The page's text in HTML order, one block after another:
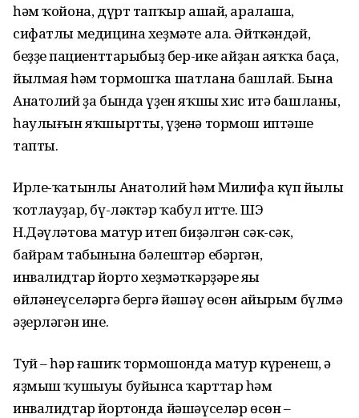
һәм ҡойона, дүрт тапҡыр ашай, аралаша,
сифатлы медицина хеҙмәте ала. Әйткәндәй,
беҙҙең пациенттарыбыҙ бер-ике айҙан аяҡҡа баҫа,
йылмая һәм тормошҡа шатлана башлай. Бына
Анатолий ҙа бында үҙен яҡшы хис итә башланы,
һаулығын яҡшыртты, үҙенә тормош иптәше
тапты.
Ирле-ҡатынлы Анатолий һәм Миңлифа күп йылы
ҡотлауҙар, бү-ләктәр ҡабул итте. ШЭ
Н.Дәүләтова матур итеп биҙәлгән сәк-сәк,
байрам табынына бәлештәр ебәргән,
инвалидтар йорто хеҙмәткәрҙәре яңы
өйләнеүселәргә бергә йәшәү өсөн айырым бүлмә
әҙерләгән ине.
Туй – һәр ғашиҡ тормошонда матур күренеш, ә
яҙмыш ҡушыуы буйынса ҡарттар һәм
инвалидтар йортонда йәшәүселәр өсөн –